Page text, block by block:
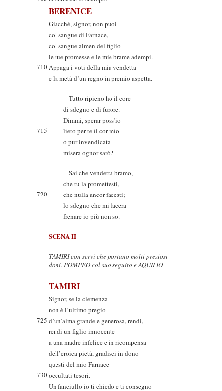
BERENICE
Giacché, signor, non puoi
col sangue di Farnace,
col sangue almen del figlio
le tue promesse e le mie brame adempi.
710Appaga i voti della mia vendetta
e la metà d’un regno in premio aspetta.
Tutto ripieno ho il core
di sdegno e di furore.
Dimmi, sperar poss’io
715
lieto per te il cor mio
o pur invendicata
misera ognor sarò?
Sai che vendetta bramo,
che tu la promettesti,
720
che nulla ancor facesti;
lo sdegno che mi lacera
frenare io più non so.
SCENA II
TAMIRI con servi che portano molti preziosi
doni. POMPEO col suo seguito e AQUILIO
TAMIRI
Signor, se la clemenza
non è l’ultimo pregio
725 d’un’alma grande e generosa, rendi,
rendi un figlio innocente
a una madre infelice e in ricompensa
dell’eroica pietà, gradisci in dono
questi del mio Farnace
730occultati tesori.
Un fanciullo io ti chiedo e ti consegno